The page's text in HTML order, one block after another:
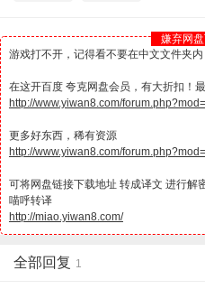
嫌弃网
游戏打不开，记得看不要在中文文件夹内
在这开百度 夸克网盘会员，有大折扣！
http://www.yiwan8.com/
更多好东西，稀有资源
http://www.yiwan8.com/
可将网盘链接下载地址 转成译文 进行解
喵呼转译
http://miao.yiwan8.com/
全部回复 1